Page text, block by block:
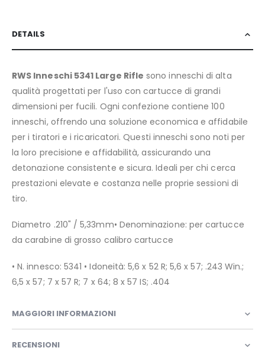
DETAILS
RWS Inneschi 5341 Large Rifle sono inneschi di alta
qualità progettati per l'uso con cartucce di grandi
dimensioni per fucili. Ogni confezione contiene 100
inneschi, offrendo una soluzione economica e affidabile
per i tiratori e i ricaricatori. Questi inneschi sono noti per
la loro precisione e affidabilità, assicurando una
detonazione consistente e sicura. Ideali per chi cerca
prestazioni elevate e costanza nelle proprie sessioni di
tiro.
Diametro .210" / 5,33mm• Denominazione: per cartucce
da carabine di grosso calibro cartucce
• N. innesco: 5341 • Idoneità: 5,6 x 52 R; 5,6 x 57; .243 Win.;
6,5 x 57; 7 x 57 R; 7 x 64; 8 x 57 IS; .404
MAGGIORI INFORMAZIONI
RECENSIONI